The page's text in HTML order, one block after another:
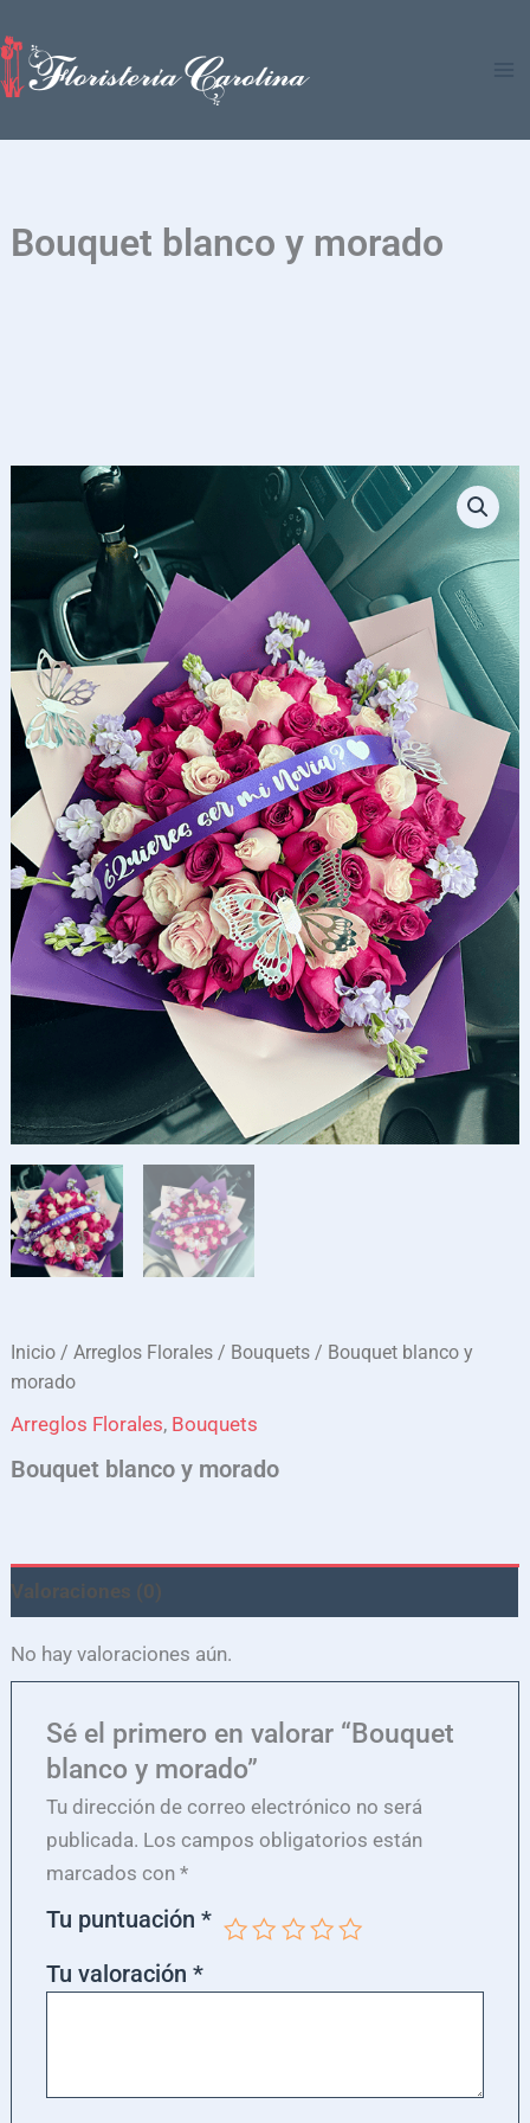
al
contenido
Bouquet blanco y morado
Inicio /Arreglos Florales / Bouquets / Bouquet blanco y
morado
Arreglos Florales, Bouquets
Bouquet blanco y morado
Valoraciones (0)
No hay valoraciones aún.
Sé el primero en valorar “Bouquet
blanco y morado”
Tu dirección de correo electrónico no será
publicada. Los campos obligatorios están
marcados con *
Tu puntuación *
Tu valoración *